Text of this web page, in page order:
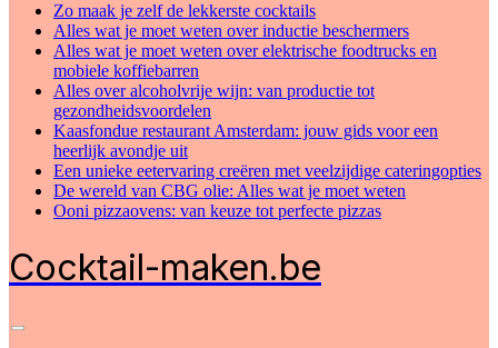
Zo maak je zelf de lekkerste cocktails
Alles wat je moet weten over inductie beschermers
Alles wat je moet weten over elektrische foodtrucks en
mobiele koffiebarren
Alles over alcoholvrije wijn: van productie tot
gezondheidsvoordelen
Kaasfondue restaurant Amsterdam: jouw gids voor een
heerlijk avondje uit
Een unieke eetervaring creëren met veelzijdige cateringopties
De wereld van CBG olie: Alles wat je moet weten
Ooni pizzaovens: van keuze tot perfecte pizzas
Cocktail-maken.be